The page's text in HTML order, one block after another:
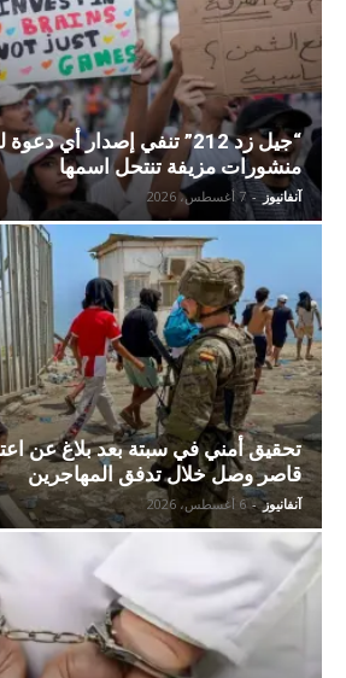
“جيل زد 212” تنفي إصدار أي
منشورات مزيفة تنتحل اسمها
آنفانيوز - 7 أغسطس، 2026
تحقيق أمني في سبتة بعد بلاغ عن
قاصر وصل خلال تدفق المهاجرين
آنفانيوز - 6 أغسطس، 2026